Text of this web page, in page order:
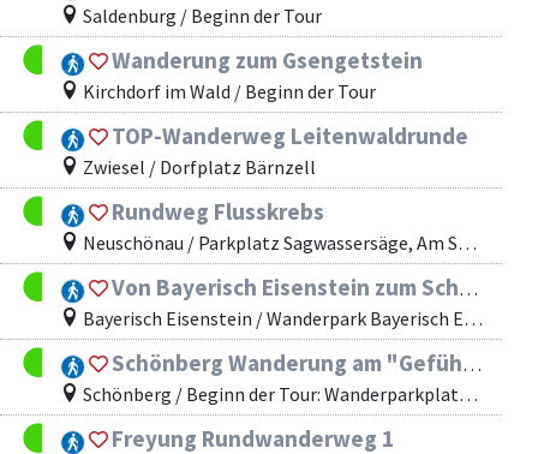
Saldenburg / Beginn der Tour
Wanderung zum Gsengetstein
Kirchdorf im Wald / Beginn der Tour
TOP-Wanderweg Leitenwaldrunde
Zwiesel / Dorfplatz Bärnzell
Rundweg Flusskrebs
Neuschönau / Parkplatz Sagwassersäge, Am Sagwasser 2, 94556 Neuschönau
Von Bayerisch Eisenstein zum Schwellhäusl und Urwaldgebiet "Hans-Watzlik-Hain"
Bayerisch Eisenstein / Wanderpark Bayerisch Eisenstein
Schönberg Wanderung am "Gefühlsweg"
Schönberg / Beginn der Tour: Wanderparkplatz Panhofbrücke
Freyung Rundwanderweg 1